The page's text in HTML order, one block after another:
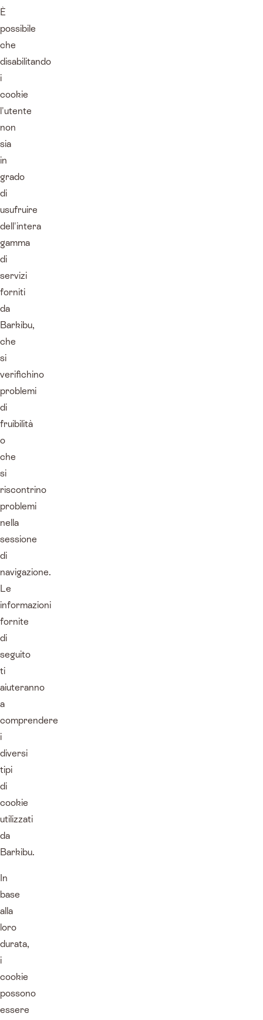
È
possibile
che
disabilitando
i
cookie
l'utente
non
sia
in
grado
di
usufruire
dell'intera
gamma
di
servizi
forniti
da
Barkibu,
che
si
verifichino
problemi
di
fruibilità
o
che
si
riscontrino
problemi
nella
sessione
di
navigazione.
Le
informazioni
fornite
di
seguito
ti
aiuteranno
a
comprendere
i
diversi
tipi
di
cookie
utilizzati
da
Barkibu.
In
base
alla
loro
durata,
i
cookie
possono
essere